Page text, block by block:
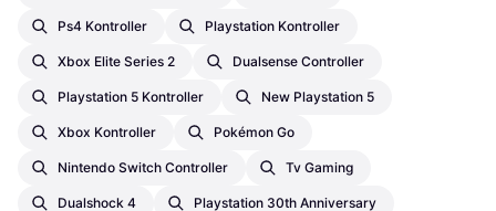
Ps4 Kontroller Playstation Kontroller
Xbox Elite Series 2 Dualsense Controller
Playstation 5 Kontroller New Playstation 5
Xbox Kontroller Pokémon Go
Nintendo Switch Controller Tv Gaming
Dualshock 4 Playstation 30th Anniversary